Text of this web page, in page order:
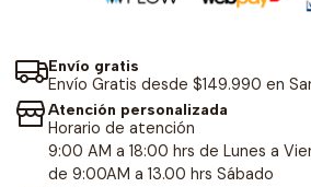
Envío gratis
Envío Gratis desde $149.990 en
Atención personalizada
Horario de atención
9:00 AM a 18:00 hrs de Lunes a
de 9:00AM a 13.00 hrs Sábado